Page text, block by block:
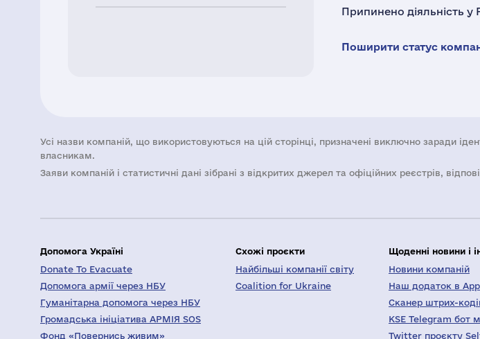
Припинено діяльність у
Поширити статус
Усі назви компаній, що використовуються на цій сторінці, призначені виключно заради
власникам.
Заяви компаній i статистичні дані зібрані з відкритих джерел та офіційних реєстрів,
Допомога Україні
Donate To Evacuate
Допомога армії через НБУ
Гуманітарна допомога через НБУ
Громадська ініціатива АРМІЯ SOS
Фонд «Повернись живим»
Схожі проєкти
Найбільші компанії світу
Coalition for Ukraine
Щоденні новини і
Новини компаній
Наш додаток в
Сканер штрих-
KSE Telegram бот
Twitter проєкту